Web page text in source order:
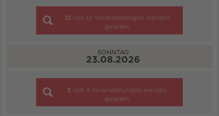
12 von 12 Veranstaltungen werden
geladen
SONNTAG
23.08.2026
3 von 3 Veranstaltungen werden
geladen